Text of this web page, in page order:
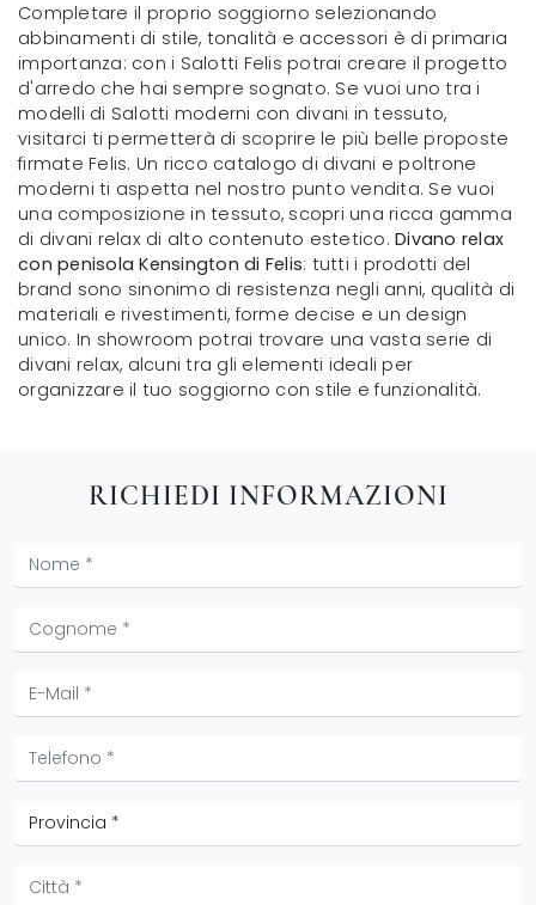
Completare il proprio soggiorno selezionando
abbinamenti di stile, tonalità e accessori è di primaria
importanza: con i Salotti Felis potrai creare il progetto
d'arredo che hai sempre sognato. Se vuoi uno tra i
modelli di Salotti moderni con divani in tessuto,
visitarci ti permetterà di scoprire le più belle proposte
firmate Felis. Un ricco catalogo di divani e poltrone
moderni ti aspetta nel nostro punto vendita. Se vuoi
una composizione in tessuto, scopri una ricca gamma
di divani relax di alto contenuto estetico. Divano relax
con penisola Kensington di Felis: tutti i prodotti del
brand sono sinonimo di resistenza negli anni, qualità di
materiali e rivestimenti, forme decise e un design
unico. In showroom potrai trovare una vasta serie di
divani relax, alcuni tra gli elementi ideali per
organizzare il tuo soggiorno con stile e funzionalità.
RICHIEDI INFORMAZIONI